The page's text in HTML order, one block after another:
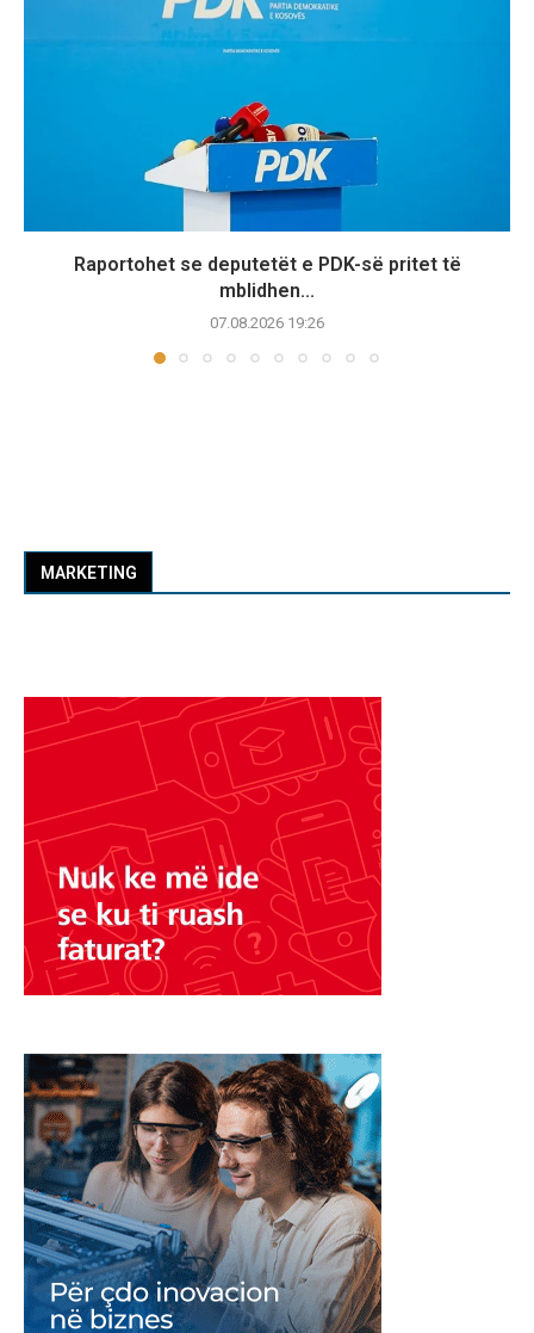
Raportohet se deputetët e PDK-së pritet të
mblidhen...
07.08.2026 19:26
MARKETING